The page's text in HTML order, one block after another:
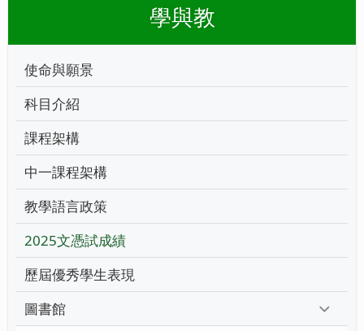
學與教
使命與願景
科目介紹
課程架構
中一課程架構
教學語言政策
2025文憑試成績
歷屆優秀學生表現
圖書館